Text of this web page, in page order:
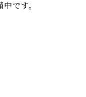
です。